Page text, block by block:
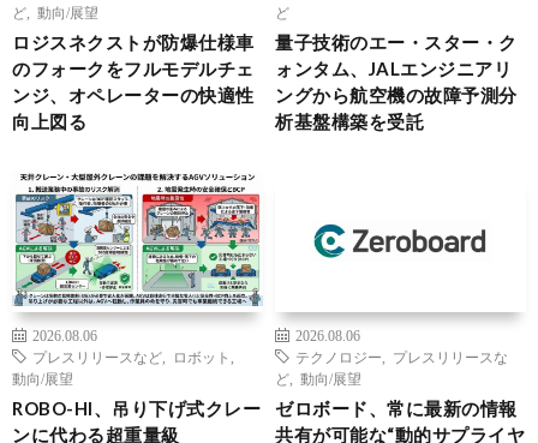
ど
動向/展望
ロジスネクストが防爆仕様車
のフォークをフルモデルチェ
ンジ、オペレーターの快適性
向上図る
ど
量子技術のエー・スター・ク
ォンタム、JALエンジニアリ
ングから航空機の故障予測分
析基盤構築を受託
2026.08.06
プレスリリースなど
ロボット
動向/展望
ROBO-HI、吊り下げ式クレー
ンに代わる超重量級
2026.08.06
テクノロジー
プレスリリースな
ど
動向/展望
ゼロボード、常に最新の情報
共有が可能な“動的サプライヤ